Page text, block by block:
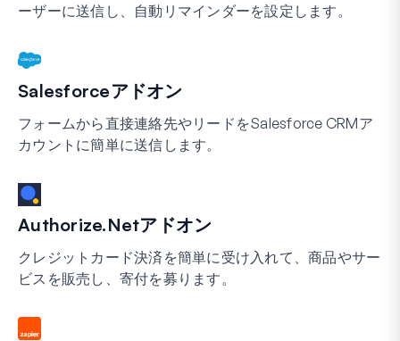
ーザーに送信し、自動リマインダーを設定します。
Salesforceアドオン
フォームから直接連絡先やリードをSalesforce CRMア
カウントに簡単に送信します。
Authorize.Netアドオン
クレジットカード決済を簡単に受け入れて、商品やサー
ビスを販売し、寄付を募ります。